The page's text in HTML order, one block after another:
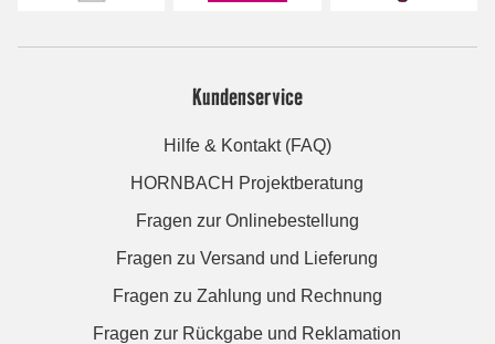
Kundenservice
Hilfe & Kontakt (FAQ)
HORNBACH Projektberatung
Fragen zur Onlinebestellung
Fragen zu Versand und Lieferung
Fragen zu Zahlung und Rechnung
Fragen zur Rückgabe und Reklamation